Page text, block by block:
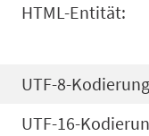
HTML-Entität:
UTF-8-
UTF-16-